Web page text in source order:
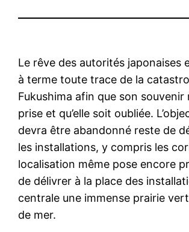
Le rêve des autorités japonaises
à terme toute trace de la
Fukushima afin que son souvenir
prise et qu’elle soit oubliée.
devra être abandonné reste de
les installations, y compris les
localisation même pose encore
de délivrer à la place des
centrale une immense prairie
de mer.